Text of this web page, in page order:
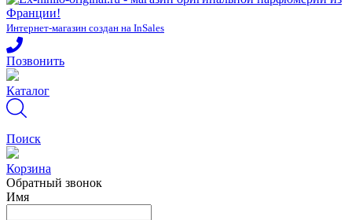
Интернет-магазин создан на InSales
Позвонить
Каталог
Поиск
Корзина
Обратный звонок
Имя